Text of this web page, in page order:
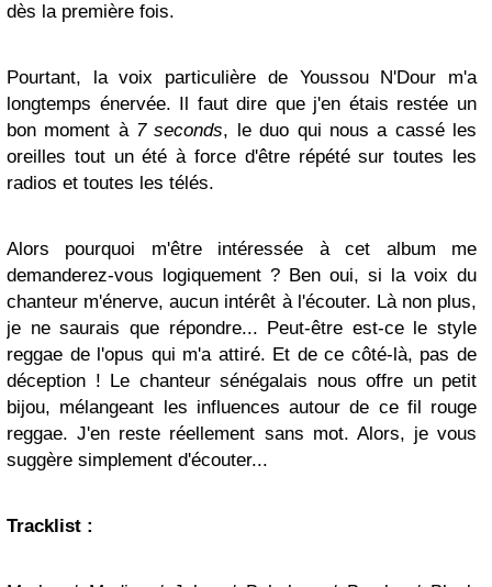
dès la première fois.
Pourtant, la voix particulière de Youssou N'Dour m'a
longtemps énervée. Il faut dire que j'en étais restée un
bon moment à 7 seconds, le duo qui nous a cassé les
oreilles tout un été à force d'être répété sur toutes les
radios et toutes les télés.
Alors pourquoi m'être intéressée à cet album me
demanderez-vous logiquement ? Ben oui, si la voix du
chanteur m'énerve, aucun intérêt à l'écouter. Là non plus,
je ne saurais que répondre... Peut-être est-ce le style
reggae de l'opus qui m'a attiré. Et de ce côté-là, pas de
déception ! Le chanteur sénégalais nous offre un petit
bijou, mélangeant les influences autour de ce fil rouge
reggae. J'en reste réellement sans mot. Alors, je vous
suggère simplement d'écouter...
Tracklist :